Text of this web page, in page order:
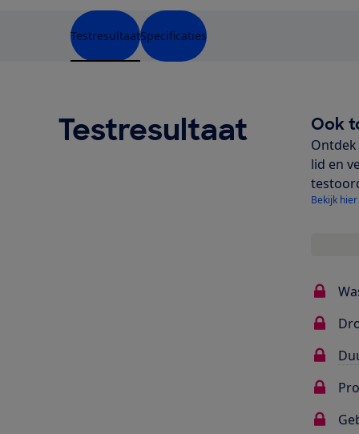
TestresultaatSpecificaties
Testresultaat Ook
lid en
Bekijk